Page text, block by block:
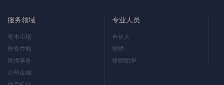
服务领域
资本市场
投资并购
跨境事务
公司金融
专业人员
合伙人
律师
律师助理